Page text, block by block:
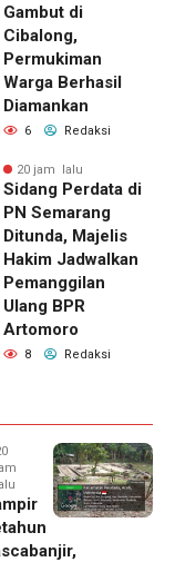
Gambut di
Cibalong,
Permukiman
Warga Berhasil
Diamankan
6 Redaksi
20 jam lalu
Sidang Perdata di
PN Semarang
Ditunda, Majelis
Hakim Jadwalkan
Pemanggilan
Ulang BPR
Artomoro
8 Redaksi